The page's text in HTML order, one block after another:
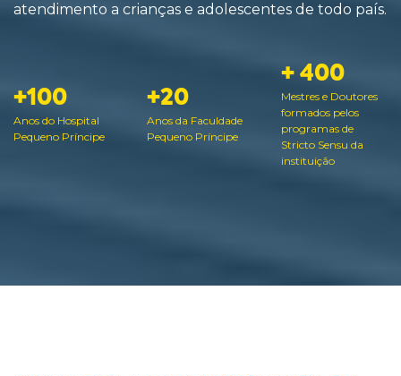
atendimento a crianças e adolescentes de todo país.
+100
Anos do Hospital
Pequeno Príncipe
+20
Anos da Faculdade
Pequeno Príncipe
+ 400
Mestres e Doutores
formados pelos
programas de
Stricto Sensu da
instituição